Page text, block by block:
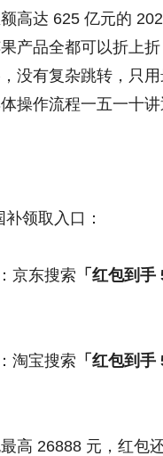
达 625 亿元的
产品全都可以折上
没有复杂跳转，只
操作流程一五一十讲
领取入口：
京东搜索 「红包到
淘宝搜索 「红包到
高 26888 元，红包